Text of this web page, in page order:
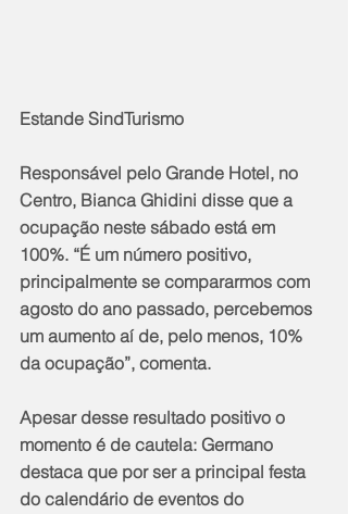
Estande SindTurismo
Responsável pelo Grande Hotel, no
Centro, Bianca Ghidini disse que a
ocupação neste sábado está em
100%. “É um número positivo,
principalmente se compararmos com
agosto do ano passado, percebemos
um aumento aí de, pelo menos, 10%
da ocupação”, comenta.
Apesar desse resultado positivo o
momento é de cautela: Germano
destaca que por ser a principal festa
do calendário de eventos do